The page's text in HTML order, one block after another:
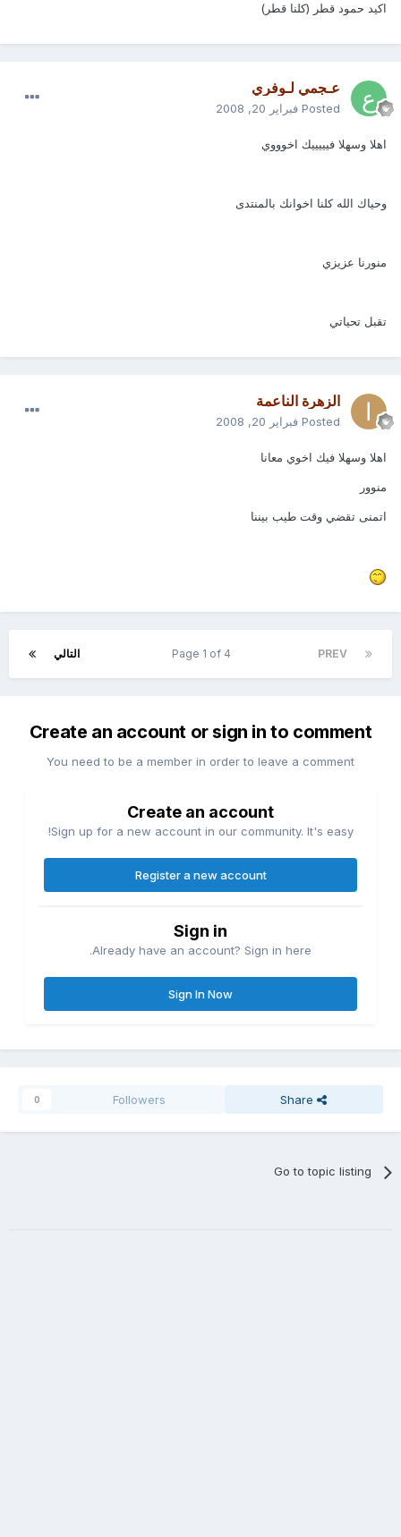
اكيد حمود قطر (كلنا قطر)
عـجمي لـوفري
Posted فبراير 20, 2008
اهلا وسهلا فيييييك اخوووي
وحياك الله كلنا اخوانك بالمنتدى
منورنا عزيزي
تقبل تحياتي
الزهرة الناعمة
Posted فبراير 20, 2008
اهلا وسهلا فيك اخوي معانا
منوور
اتمنى تقضي وقت طيب بيننا
PREV التالي Page 1 of 4
Create an account or sign in to comment
You need to be a member in order to leave a comment
Create an account
Sign up for a new account in our community. It's easy!
Register a new account
Sign in
Already have an account? Sign in here.
Sign In Now
Share
Followers
0
Go to topic listing